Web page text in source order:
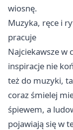
wiosnę.
Muzyka, ręce i
pracuje
Najciekawsze w
inspiracje nie
też do muzyki,
coraz śmielej
śpiewem, a
pojawiają się w